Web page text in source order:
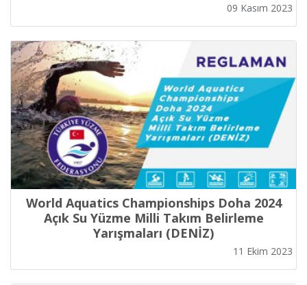
09 Kasım 2023
World Aquatics Championships Doha 2024
Açık Su Yüzme Milli Takım Belirleme
Yarışmaları (DENİZ)
11 Ekim 2023